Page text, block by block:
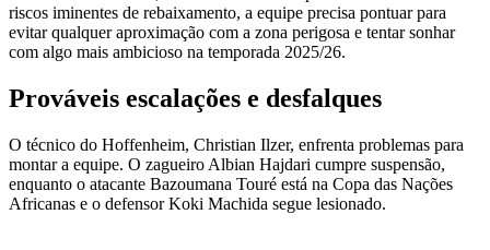
riscos iminentes de rebaixamento, a equipe precisa pontuar para
evitar qualquer aproximação com a zona perigosa e tentar sonhar
com algo mais ambicioso na temporada 2025/26.
Prováveis escalações e desfalques
O técnico do Hoffenheim, Christian Ilzer, enfrenta problemas para
montar a equipe. O zagueiro Albian Hajdari cumpre suspensão,
enquanto o atacante Bazoumana Touré está na Copa das Nações
Africanas e o defensor Koki Machida segue lesionado.